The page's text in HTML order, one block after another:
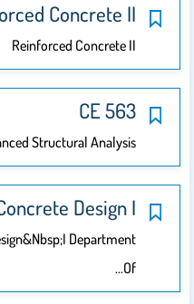
Concrete II
Reinforced Concrete II
CE 563
Structural Analysis
Design I
Department
Of…